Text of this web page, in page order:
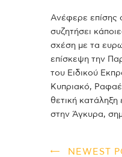
Ανέφερε επίσης
συζητήσει
σχέση με τα
επίσκεψη την
του Ειδικού
Κυπριακό,
θετική κατάληξη
στην Άγκυρα,
NEWEST